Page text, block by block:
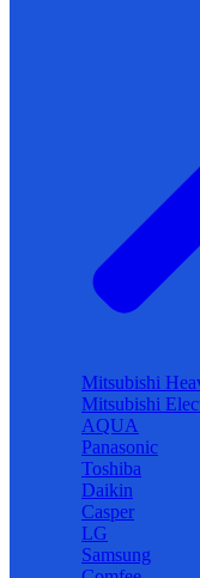
Mitsubishi
Mitsubishi
AQUA
Panasonic
Toshiba
Daikin
Casper
LG
Samsung